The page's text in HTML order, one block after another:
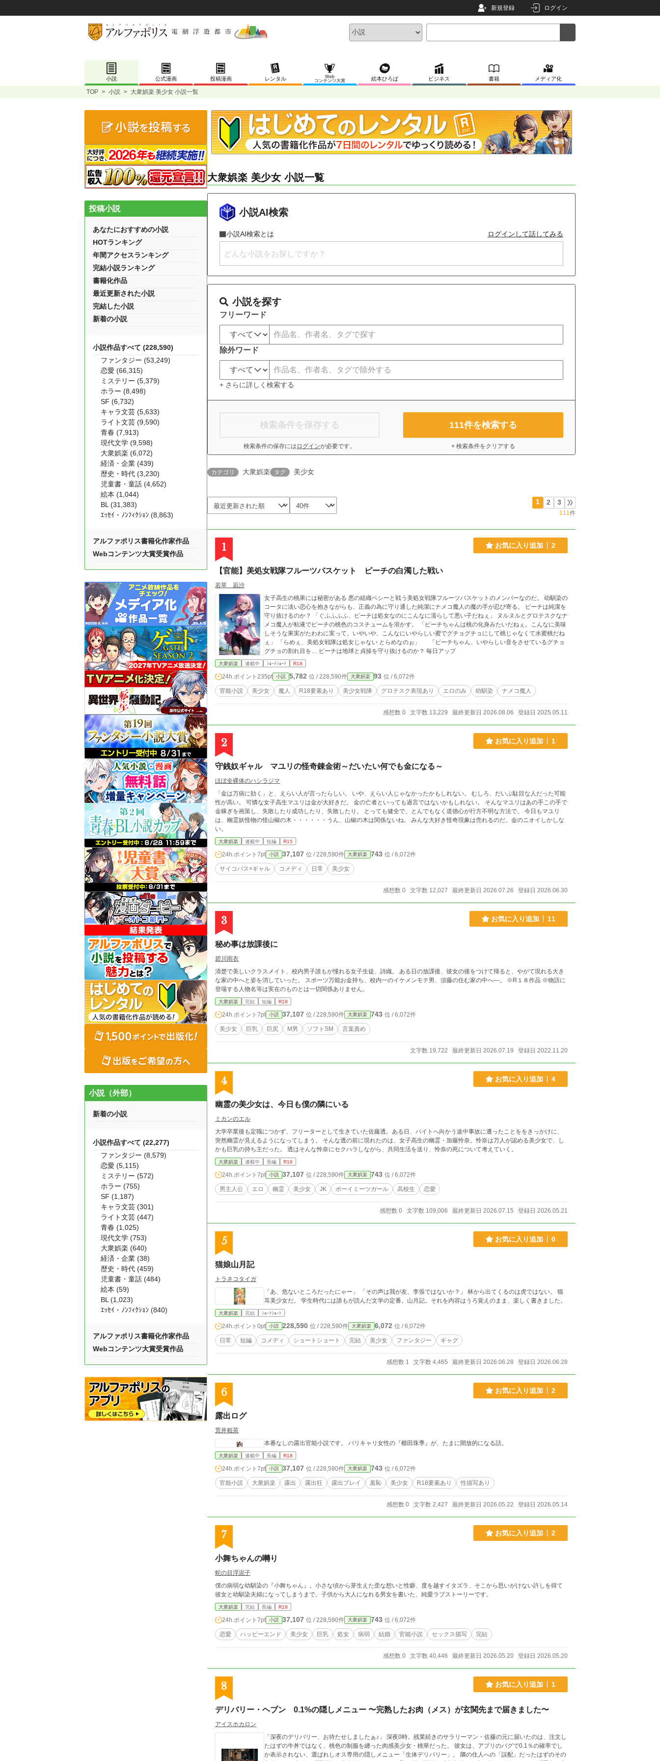
新規登録 ログイン
小説 公式漫画 投稿漫画 レンタル
Web
コンテンツ大賞
絵本ひろば ビジネス 書籍 メディア化
TOP > 小説 > 大衆娯楽 美少女 小説一覧
大衆娯楽 美少女 小説一覧
小説AI検索
小説AI検索とは ログインして話してみる
小説を探す
フリーワード
除外ワード
+ さらに詳しく検索する
検索条件を保存する
検索条件の保存には ログインが必要です。
111件を検索する
× 検索条件をクリアする
カテゴリ 大衆娯楽 タグ 美少女
1 2 3
111件
1 お気に入り追加 2
【官能】美処女戦隊フルーツバスケット ピーチの白濁した戦い
若草 凪沙
女子高生の桃果には秘密がある 悪の組織ベシーと戦う美処女戦隊フルーツバスケットのメンバーなのだ。 幼馴染の
コータに淡い恋心を抱きながらも、正義の為に守り通した純潔にナメコ魔人の魔の手が忍び寄る。 ピーチは純潔を
守り抜けるのか？ 「ぐふふふふ、ピーチは処女なのにこんなに濡らして悪い子だねぇ」 ヌルヌルとグロテスクなナ
メコ魔人が粘液でピーチの桃色のコスチュームを溶かす。 「ピーチちゃんは桃の化身みたいだねぇ。こんなに美味
しそうな果実がたわわに実って。いやいや、こんなにいやらしい蜜でグチョグチョにして桃じゃなくて水蜜桃だね
ぇ」 「らめぇ、美処女戦隊は処女じゃない とらめなのぉ」 「ピーチちゃん、いやらしい音をさせているグチョ
グチョの割れ目を… ピーチは地球と貞操を守り抜けるのか？ 毎日アップ
大衆娯楽 連載中 ｼｮｰﾄｼｮｰﾄ R18
24h.ポイント 235pt 小説 5,782 位 / 228,590件 大衆娯楽 93 位 / 6,072件
官能小説 美少女 魔人 R18要素あり 美少女戦隊 グロテスク表現あり エロのみ 幼馴染 ナメコ魔人
感想数 0 文字数 13,229 最終更新日 2026.08.06 登録日 2025.05.11
2 お気に入り追加 1
守銭奴ギャル マユリの怪奇錬金術～だいたい何でも金になる～
ほぼ全裸体のハシラジマ
「金は万病に効く」と、えらい人が言ったらしい。 いや、えらい人じゃなかったかもしれない。 むしろ、だいぶ駄目な人だった可能
性が高い。 可憐な女子高生マユリは金が大好きだ。 金の亡者といっても過言ではないかもしれない。 そんなマユリはあの手この手で
金稼ぎを画策し、失敗したり成功したり、失敗したり。 とっても健全で、とんでもなく道徳心が行方不明な方法で。 今日もマユリ
は、幽霊妖怪物の怪山椒の木・・・・・・うん、山椒の木は関係ないね。 みんな大好き怪奇現象は売れるのだ。金のニオイしかしな
い。
大衆娯楽 連載中 短編 R15
24h.ポイント 7pt 小説 37,107 位 / 228,590件 大衆娯楽 743 位 / 6,072件
サイコパス×ギャル コメディ 日常 美少女
感想数 0 文字数 12,027 最終更新日 2026.07.26 登録日 2026.06.30
3 お気に入り追加 11
秘め事は放課後に
碧川雨衣
清楚で美しいクラスメイト、校内男子誰もが憧れる女子生徒、詩織。 ある日の放課後、彼女の後をつけて帰ると、やがて現れる大き
な家の中へと姿を消していった。 スポーツ万能お金持ち、校内一のイケメンモテ男、須藤の住む家の中へ—。 ※R１８作品 ※物語に
登場する人物名等は実在のものとは一切関係ありません。
大衆娯楽 完結 短編 R18
24h.ポイント 7pt 小説 37,107 位 / 228,590件 大衆娯楽 743 位 / 6,072件
美少女 巨乳 巨尻 M男 ソフトSM 言葉責め
文字数 19,722 最終更新日 2026.07.19 登録日 2022.11.20
4 お気に入り追加 4
幽霊の美少女は、今日も僕の隣にいる
ミカンのエル
大学卒業後も定職につかず、フリーターとして生きていた佐藤透。ある日、バイトへ向かう途中事故に遭ったことををきっかけに、
突然幽霊が見えるようになってしまう。 そんな透の前に現れたのは、女子高生の幽霊・加藤怜奈。怜奈は万人が認める美少女で、し
かも巨乳の持ち主だった。 透はそんな怜奈にセクハラしながら、共同生活を送り、怜奈の死について考えていく。
大衆娯楽 連載中 長編 R18
24h.ポイント 7pt 小説 37,107 位 / 228,590件 大衆娯楽 743 位 / 6,072件
男主人公 エロ 幽霊 美少女 JK ボーイミーツガール 高校生 恋愛
感想数 0 文字数 109,006 最終更新日 2026.07.15 登録日 2026.05.21
5 お気に入り追加 0
猫娘山月記
トラネコタイガ
「あ、危ないところだったにゃー」 「その声は我が友、李張ではないか？」 林から出てくるのは虎ではない。 猫
耳美少女だ。 学生時代には誰もが読んだ文学の定番。山月記。それを内容はうろ覚えのまま、楽しく書きました。
大衆娯楽 完結 ｼｮｰﾄｼｮｰﾄ
24h.ポイント 0pt 小説 228,590 位 / 228,590件 大衆娯楽 6,072 位 / 6,072件
日常 短編 コメディ ショートショート 完結 美少女 ファンタジー ギャグ
感想数 1 文字数 4,465 最終更新日 2026.06.28 登録日 2026.06.28
6 お気に入り追加 2
露出ログ
荒井粗茶
本番なしの露出官能小説です。 バリキャリ女性の『櫛田珠季』が、たまに開放的になる話。
大衆娯楽 連載中 長編 R18
24h.ポイント 7pt 小説 37,107 位 / 228,590件 大衆娯楽 743 位 / 6,072件
官能小説 大衆娯楽 露出 露出狂 露出プレイ 羞恥 美少女 R18要素あり 性描写あり
感想数 0 文字数 2,427 最終更新日 2026.05.22 登録日 2026.05.14
7 お気に入り追加 2
小舞ちゃんの囀り
蛇の目浮泥子
僕の病弱な幼馴染の『小舞ちゃん』。小さな頃から芽生えた歪な想いと性癖、度を越すイタズラ、そこから思いがけない許しを得て
彼女と幼馴染夫婦になってしまうまで。子供から大人になれる男女を書いた、純愛ラブストーリーです。
大衆娯楽 完結 長編 R18
24h.ポイント 7pt 小説 37,107 位 / 228,590件 大衆娯楽 743 位 / 6,072件
恋愛 ハッピーエンド 美少女 巨乳 処女 病弱 結婚 官能小説 セックス描写 完結
感想数 0 文字数 40,446 最終更新日 2026.05.20 登録日 2026.05.20
8 お気に入り追加 1
デリバリー・ヘブン 0.1%の隠しメニュー 〜完熟したお肉（メス）が玄関先まで届きました〜
アイスホカロン
「深夜のデリバリー、お待たせしましたぁ♪」 深夜0時。残業続きのサラリーマン・佐藤の元に届いたのは、注文し
たはずの牛丼ではなく、桃色の制服を纏った肉感美少女・桃華だった。 彼女は、アプリのバグで0.1％の確率でし
か表示されない、選ばれしオス専用の隠しメニュー「生体デリバリー」。 隣の住人への「誤配」だったはずのその
投稿小説
あなたにおすすめの小説
HOTランキング
年間アクセスランキング
完結小説ランキング
書籍化作品
最近更新された小説
完結した小説
新着の小説
小説作品すべて (228,590)
ファンタジー (53,249)
恋愛 (66,315)
ミステリー (5,379)
ホラー (8,498)
SF (6,732)
キャラ文芸 (5,633)
ライト文芸 (9,590)
青春 (7,913)
現代文学 (9,598)
大衆娯楽 (6,072)
経済・企業 (439)
歴史・時代 (3,230)
児童書・童話 (4,652)
絵本 (1,044)
BL (31,383)
ｴｯｾｲ・ﾉﾝﾌｨｸｼｮﾝ (8,863)
アルファポリス書籍化作家作品
Webコンテンツ大賞受賞作品
小説（外部）
新着の小説
小説作品すべて (22,277)
ファンタジー (8,579)
恋愛 (5,115)
ミステリー (572)
ホラー (755)
SF (1,187)
キャラ文芸 (301)
ライト文芸 (447)
青春 (1,025)
現代文学 (753)
大衆娯楽 (640)
経済・企業 (38)
歴史・時代 (459)
児童書・童話 (484)
絵本 (59)
BL (1,023)
ｴｯｾｲ・ﾉﾝﾌｨｸｼｮﾝ (840)
アルファポリス書籍化作家作品
Webコンテンツ大賞受賞作品